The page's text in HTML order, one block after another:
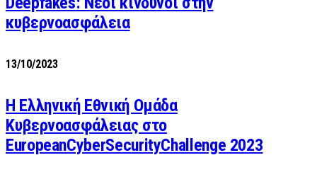
κυβερνοασφάλεια
13/10/2023
Η Ελληνική Εθνική Ομάδα
Κυβερνοασφάλειας στο
EuropeanCyberSecurityChallenge 2023